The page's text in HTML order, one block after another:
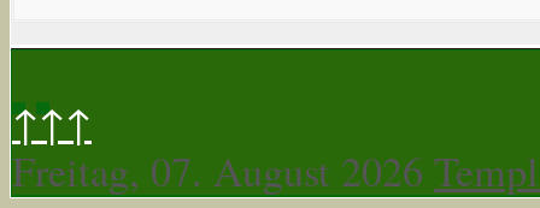
↑↑↑
Freitag, 07. August 2026